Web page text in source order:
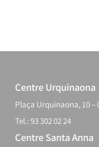
Centre Urquinaona
Plaça Urquinaona, 10 –
Tel.: 93 302 02 24
Centre Santa Anna